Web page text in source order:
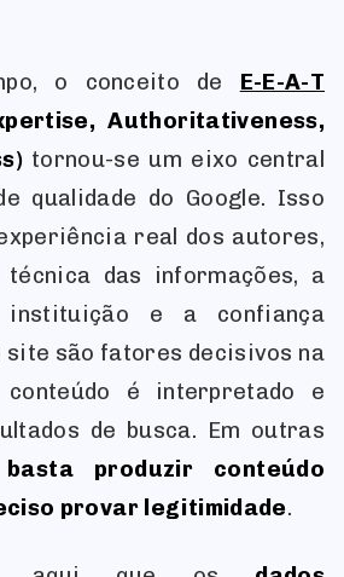
o conceito de E-E-A-T
Authoritativeness,
tornou-se um eixo central
qualidade do Google. Isso
real dos autores,
técnica das informações, a
instituição e a confiança
são fatores decisivos na
é interpretado e
de busca. Em outras
produzir conteúdo
provar legitimidade.